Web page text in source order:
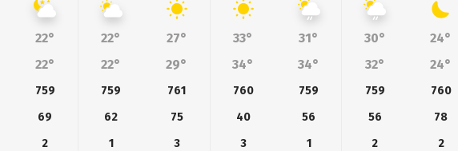
22° 22° 27° 33° 31° 30°
24°
22° 22° 29° 34° 34° 32° 24°
759 759 761 760 759 759
760
69 62 75 40 56 56
78
2 1 3 3 1 2
2